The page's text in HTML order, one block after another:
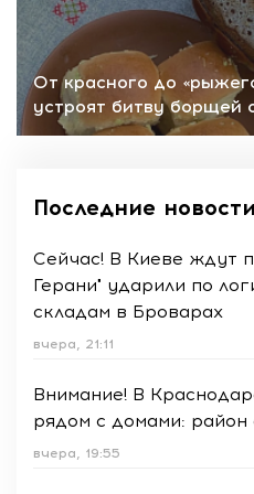
От красного до
устроят битву борщей
Последние новости
Сейчас! В Киеве ждут
Герани" ударили по
складам в Броварах
вчера, 21:11
Внимание! В
рядом с домами: район
вчера, 19:55